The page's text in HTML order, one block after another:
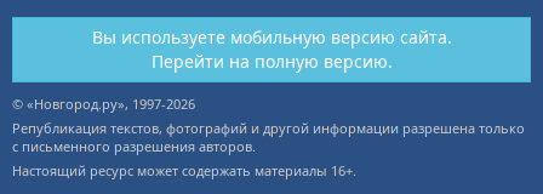
Вы используете мобильную версию сайта.
Перейти на полную версию.
© «Новгород.ру», 1997-2026
Републикация текстов, фотографий и другой информации разрешена только
с письменного разрешения авторов.
Настоящий ресурс может содержать материалы 16+.